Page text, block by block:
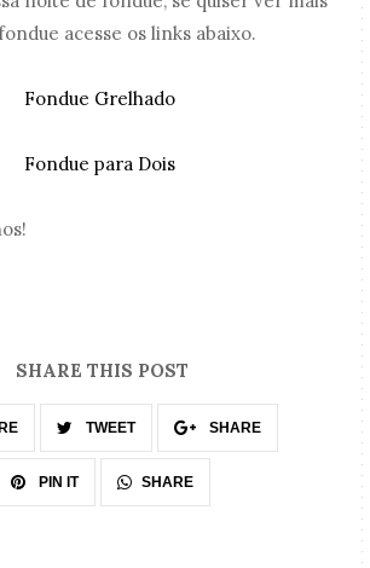
acesse os links abaixo.
Fondue Grelhado
Fondue para Dois
SHARE THIS POST
TWEET SHARE
PIN IT SHARE